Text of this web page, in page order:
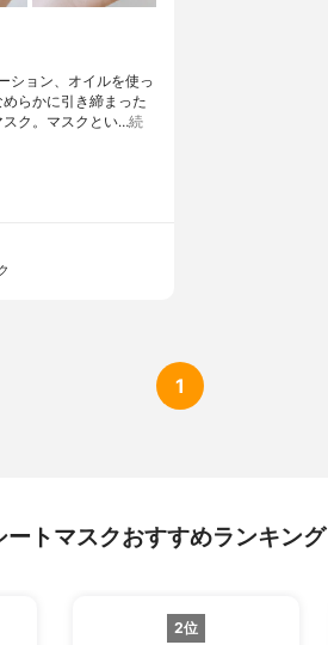
ション、オイルを使っ
らかに引き締まった
スク。マスクとい…続
1
ートマスクおすすめランキング
2位